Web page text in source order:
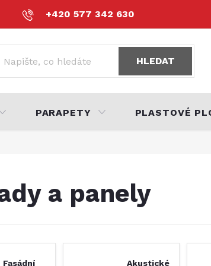
+420 577 342 630
Podmínky ochrany osobních údajů
HLEDAT
PARAPETY PLASTOVÉ
a panely
Fasádní
Akustické